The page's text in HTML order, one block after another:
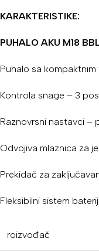
KARAKTERISTIKE:
PUHALO AKU M18
Puhalo sa
Kontrola snage – 3
Raznovrsni nastavci –
Odvojiva mlaznica za
Prekidač za
Fleksibilni sistem
roizvođač